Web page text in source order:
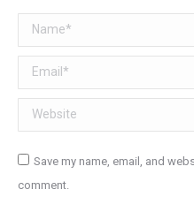
Name *
Email *
Website
Save my name, email, and
comment.